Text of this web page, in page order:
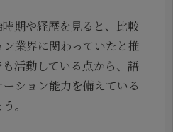
期や経歴を見ると、比較
業界に関わっていたと推
活動している点から、語
ション能力を備えている
。